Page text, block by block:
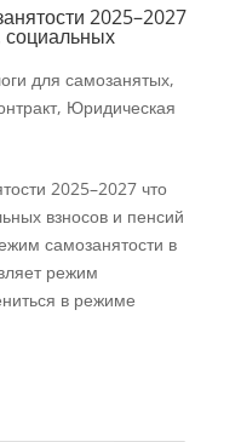
2025–2027
социальных
для самозанятых,
, Юридическая
2025–2027 что
взносов и пенсий
самозанятости в
режим
в режиме